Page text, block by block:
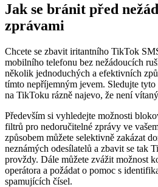
Jak se bránit před
zprávami
Chcete se zbavit iritantního TikTok
mobilního telefonu bez nežádoucích
několik jednoduchých a efektivních
tímto nepříjemným jevem. Sledujte tyto
na TikToku rázně najevo, že není
Především si vyhledejte možnosti
filtrů pro nedoručitelné zprávy ve
způsobem můžete selektivně zakázat
neznámých odesílatelů a zbavit se tak
provždy. Dále můžete zvážit možnost
operátora a požádat o pomoc s
spamujících čísel.